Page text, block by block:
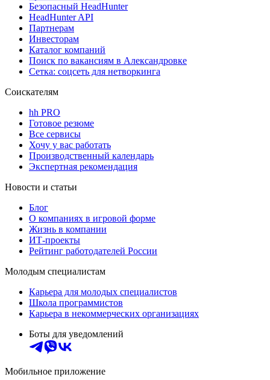
Безопасный HeadHunter
HeadHunter API
Партнерам
Инвесторам
Каталог компаний
Поиск по вакансиям в Александровке
Сетка: соцсеть для нетворкинга
Соискателям
hh PRO
Готовое резюме
Все сервисы
Хочу у вас работать
Производственный календарь
Экспертная рекомендация
Новости и статьи
Блог
О компаниях в игровой форме
Жизнь в компании
ИТ-проекты
Рейтинг работодателей России
Молодым специалистам
Карьера для молодых специалистов
Школа программистов
Карьера в некоммерческих организациях
Боты для уведомлений
Мобильное приложение